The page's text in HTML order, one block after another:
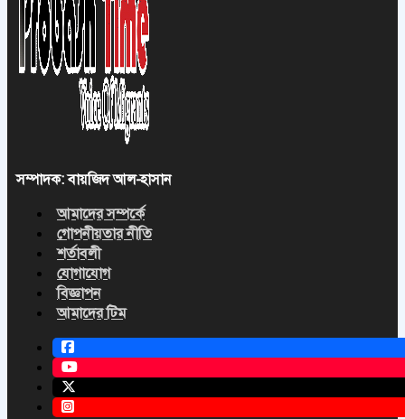
সম্পাদক: বায়জিদ আল-হাসান
আমাদের সম্পর্কে
গোপনীয়তার নীতি
শর্তাবলী
যোগাযোগ
বিজ্ঞাপন
আমাদের টিম